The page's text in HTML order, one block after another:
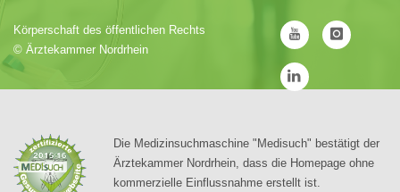
Körperschaft des öffentlichen Rechts
© Ärztekammer Nordrhein
Die Medizinsuchmaschine "Medisuch" bestätigt der
Ärztekammer Nordrhein, dass die Homepage ohne
kommerzielle Einflussnahme erstellt ist.